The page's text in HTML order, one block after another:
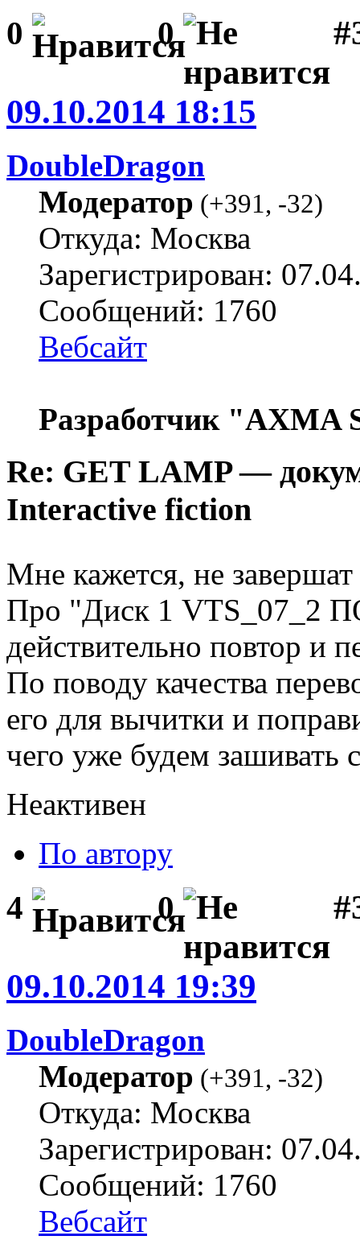
0 0
09.10.2014 18:15
DoubleDragon
Модератор (+391, -32)
Откуда: Москва
Зарегистрирован:
Сообщений: 1760
Вебсайт
Разработчик "AXMA
Re: GET LAMP —
Interactive fiction
Мне кажется, не завершат
Про "Диск 1 VTS_07_2
действительно повтор и
По поводу качества
его для вычитки и
чего уже будем зашивать
Неактивен
По автору
4 0
09.10.2014 19:39
DoubleDragon
Модератор (+391, -32)
Откуда: Москва
Зарегистрирован:
Сообщений: 1760
Вебсайт